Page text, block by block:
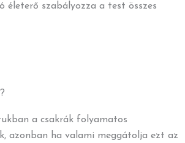
életerő szabályozza a test összes
a csakrák folyamatos
azonban ha valami meggátolja ezt az